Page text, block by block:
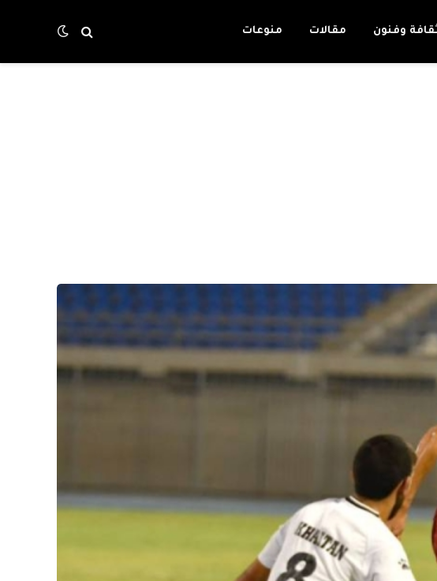
وفنون مقالات منوعات